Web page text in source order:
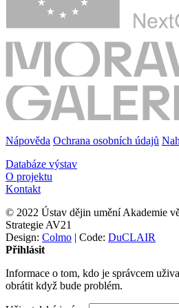
Nápověda Ochrana osobních údajů
Databáze výstav
O projektu
Kontakt
© 2022 Ústav dějin umění Akademie
Strategie AV21
Design: Colmo | Code: DuCLAIR
Přihlásit
Informace o tom, kdo je správcem
obrátit když bude problém.